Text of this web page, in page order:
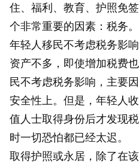
住、福利、教育、护照免
个非常重要的因素：税务。
年轻人移民不考虑税务影
资产不多，即使增加税费
民不考虑税务影响，主要
安全性上。但是，年轻人
值人士取得身份后才发现
时一切恐怕都已经太迟。
取得护照或永居，除了在